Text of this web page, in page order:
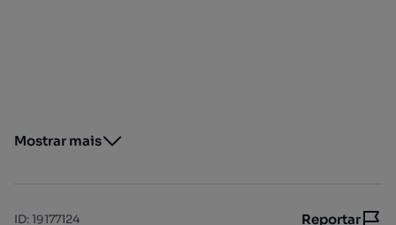
Mostrar mais
ID:19177124 Reportar